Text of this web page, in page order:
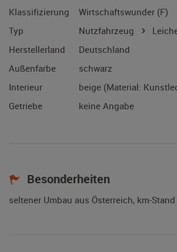
Klassifizierung
Wirtschaftswunder (F)
Typ
Nutzfahrzeug
Herstellerland
Deutschland
Außenfarbe
schwarz
Interieur
beige (Material:
Getriebe
keine Angabe
Besonderheiten
seltener Umbau aus Österreich, km-Stand